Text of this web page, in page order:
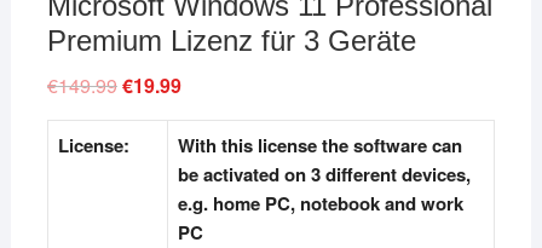
Premium Lizenz für 3 Geräte
€149.99Original
price
was:
€149.99.
€19.99Current
is:
€19.99.
License:
With this license the software can
be activated on 3 different devices,
e.g. home PC, notebook and work
PC